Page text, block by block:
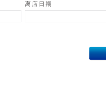
离店日期